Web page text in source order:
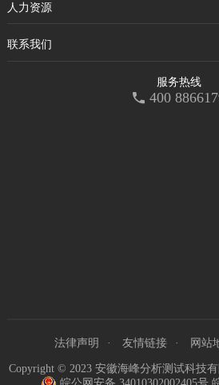
人力资源
联系我们
服务热线
400
法律声明 友情链接 网站
Copyright © 2023 安徽海峰分析测试科技有